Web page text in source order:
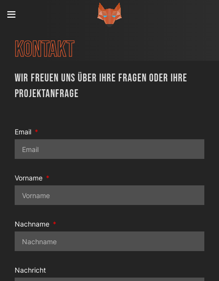
Kontakt
Wir freuen uns über Ihre Fragen oder Ihre
Projektanfrage
Email
Vorname
Nachname
Nachricht